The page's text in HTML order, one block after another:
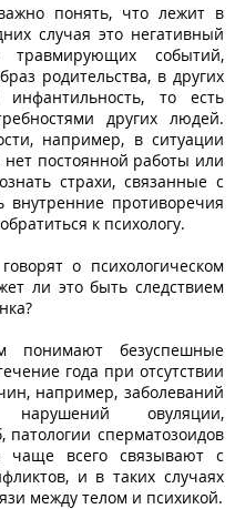
понять, что лежит в
случая это негативный
событий,
родительства, в других
то есть
других людей.
например, в ситуации
нет постоянной работы или
страхи, связанные с
противоречия
к психологу.
о психологическом
ли это быть следствием
понимают безуспешные
года при отсутствии
например, заболеваний
нарушений овуляции,
сперматозоидов
чаще всего связывают с
и в таких случаях
между телом и психикой.